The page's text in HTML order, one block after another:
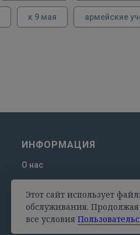
Этот сайт использует
обслуживания.
все условия
к 9 мая армейские
ИНФОРМАЦИЯ
О нас
Оплата и доставка